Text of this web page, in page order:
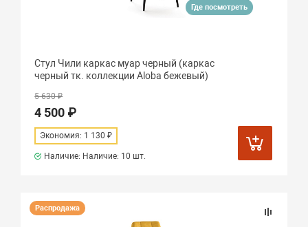
Где посмотреть
Стул Чили каркас муар черный (каркас
черный тк. коллекции Aloba бежевый)
5 630 ₽
4 500 ₽
Экономия: 1 130 ₽
Наличие: Наличие: 10 шт.
Распродажа